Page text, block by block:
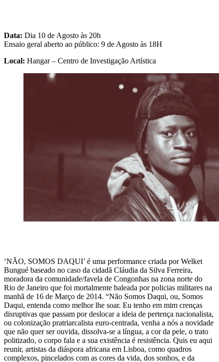
Data: Dia 10 de Agosto às 20h
Ensaio geral aberto ao público: 9 de Agosto às 18H
Local: Hangar – Centro de Investigação Artística
‘NÃO, SOMOS DAQUI’ é uma performance criada por Welket
Bungué baseado no caso da cidadã Cláudia da Silva Ferreira,
moradora da comunidade/favela de Congonhas na zona norte do
Rio de Janeiro que foi mortalmente baleada por policias militares na
manhã de 16 de Março de 2014. “Não Somos Daqui, ou, Somos
Daqui, entenda como melhor lhe soar. Eu tenho em mim crenças
disruptivas que passam por deslocar a ideia de pertença nacionalista,
ou colonização pratriarcalista euro-centrada, venha a nós a novidade
que não quer ser ouvida, dissolva-se a língua, a cor da pele, o trato
politizado, o corpo fala e a sua existência é resistência. Quis eu aqui
reunir, artistas da diáspora africana em Lisboa, como quadros
complexos, pincelados com as cores da vida, dos sonhos, e da